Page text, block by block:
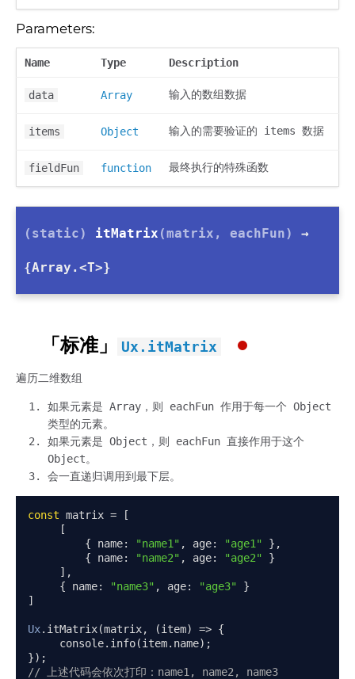
Parameters:
Name Type Description
data Array 输入的数组数据
items Object 输入的需要验证的 items 数据
fieldFun function 最终执行的特殊函数
(static) itMatrix (matrix, eachFun) →
{Array.<T>}
「标准」 Ux.itMatrix
遍历二维数组
如果元素是 Array，则 eachFun 作用于每一个 Object
类型的元素。
如果元素是 Object，则 eachFun 直接作用于这个
Object。
会一直递归调用到最下层。
const matrix =
[
[
{ name: "name1" , age: "age1"
},
{ name: "name2" , age: "age2"
}
],
{ name: "name3" , age: "age3"
}
]
Ux. itMatrix(matrix, (item) => {
     console
. info(item. name);
});
// 上述代码会依次打印：name1, name2, name3